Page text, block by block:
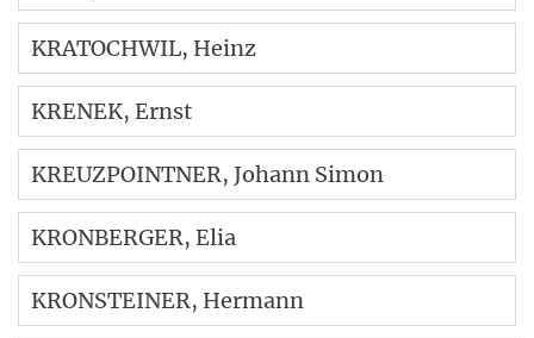
KRATOCHWIL, Heinz
KRENEK, Ernst
KREUZPOINTNER, Johann Simon
KRONBERGER, Elia
KRONSTEINER, Hermann